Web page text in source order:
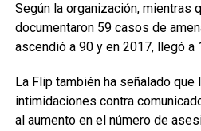
Según la organización, mientras
documentaron 59 casos de
ascendió a 90 y en 2017, llegó a
La Flip también ha señalado que
intimidaciones contra
al aumento en el número de